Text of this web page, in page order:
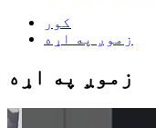
کور
زموږ په اړه
زموږ په اړه